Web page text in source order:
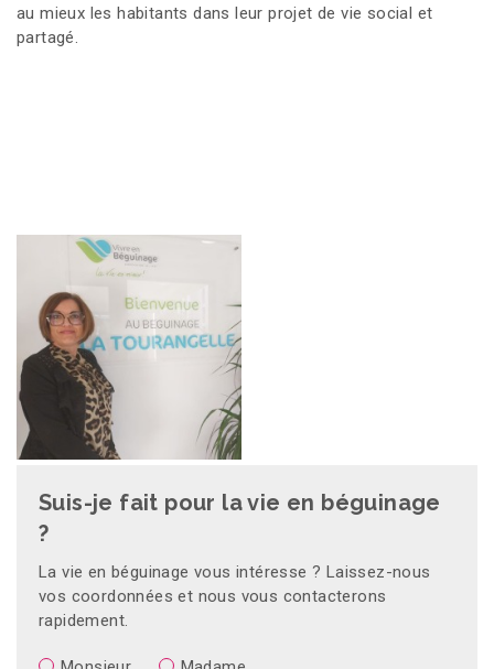
au mieux les habitants dans leur projet de vie social et
partagé.
Suis-je fait pour la vie en béguinage
?
La vie en béguinage vous intéresse ? Laissez-nous
vos coordonnées et nous vous contacterons
rapidement.